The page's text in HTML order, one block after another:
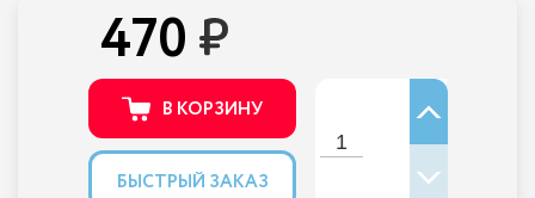
470
В КОРЗИНУ
БЫСТРЫЙ ЗАКАЗ